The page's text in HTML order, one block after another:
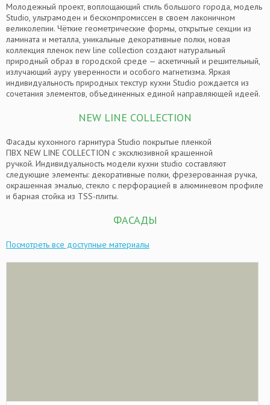
Молодежный проект, воплощающий стиль большого города, модель
Studio, ультрамоден и бескомпромиссен в своем лаконичном
великолепии. Чёткие геометрические формы, открытые секции из
ламината и металла, уникальные декоративные полки, новая
коллекция пленок new line collection создают натуральный
природный образ в городской среде — аскетичный и решительный,
излучающий ауру уверенности и особого магнетизма. Яркая
индивидуальность природных текстур кухни Studio рождается из
сочетания элементов, объединенных единой направляющей идеей.
NEW LINE COLLECTION
Фасады кухонного гарнитура Studio покрытые пленкой
ПВХ NEW LINE COLLECTION с эксклюзивной крашенной
ручкой. Индивидуальность модели кухни studio составляют
следующие элементы: декоративные полки, фрезерованная ручка,
окрашенная эмалью, стекло с перфорацией в алюминевом профиле
и барная стойка из TSS-плиты.
ФАСАДЫ
Посмотреть все доступные материалы
ЗАКАЗАТЬ ЗАМЕР
КУХНЯ STUDIO (ПВХ)
Я согласен наобработку персональных данных